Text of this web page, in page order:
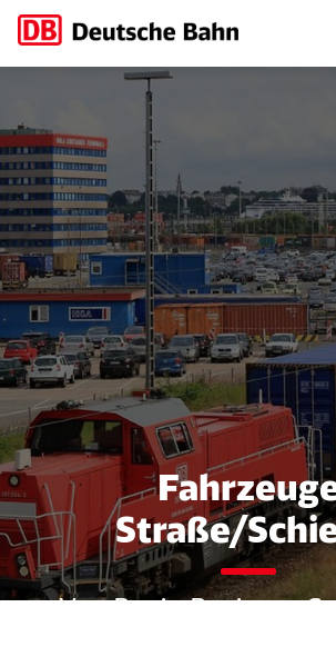
"EKG" für die
Straße/
Von B wie Business